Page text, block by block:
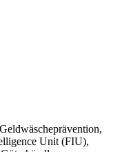
Unit (FIU),